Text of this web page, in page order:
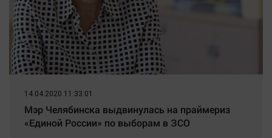
14.04.2020 11:33:01
Мэр Челябинска выдвинулась на праймериз
«Единой России» по выборам в ЗСО